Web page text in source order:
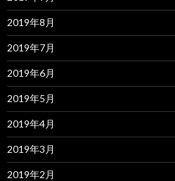
2019年8月
2019年7月
2019年6月
2019年5月
2019年4月
2019年3月
2019年2月